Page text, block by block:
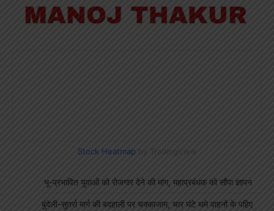
Stock Heatmap by TradingView
भू-प्रभावित युवाओं को रोजगार देने की मांग, महाप्रबंधक को सौंपा ज्ञापन
बुंदेली-सुतर्रा मार्ग की बदहाली पर चक्काजाम, चार घंटे थमे वाहनों के पहिए